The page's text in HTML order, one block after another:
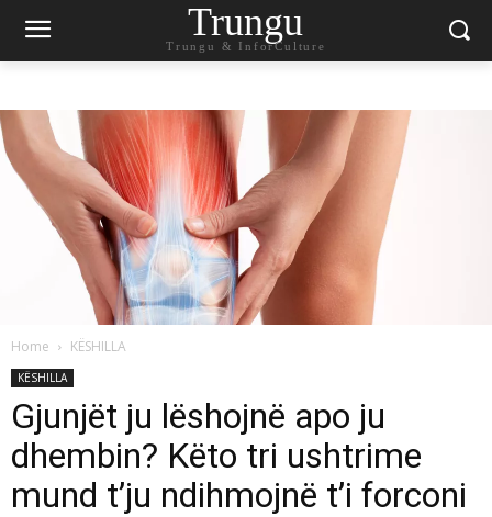
Trungu
Trungu & InforCulture
Home KËSHILLA
KËSHILLA
Gjunjët ju lëshojnë apo ju
dhembin? Këto tri ushtrime
mund t’ju ndihmojnë t’i forconi